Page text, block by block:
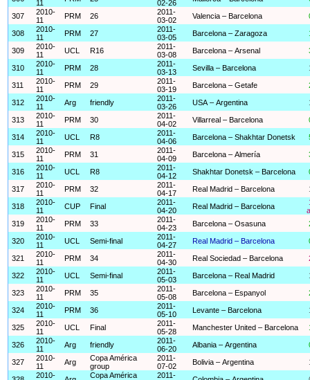
11
02-26
307
2010-
11
PRM 26
2011-
03-02
Valencia – Barcelona
308
2010-
11
PRM 27
2011-
03-05
Barcelona – Zaragoza
309
2010-
11
UCL R16
2011-
03-08
Barcelona – Arsenal
310
2010-
11
PRM 28
2011-
03-13
Sevilla – Barcelona
311
2010-
11
PRM 29
2011-
03-19
Barcelona – Getafe
312
2010-
11
Arg friendly
2011-
03-26
USA – Argentina
313
2010-
11
PRM 30
2011-
04-02
Villarreal – Barcelona
314
2010-
11
UCL R8
2011-
04-06
Barcelona – Shakhtar Donetsk
315
2010-
11
PRM 31
2011-
04-09
Barcelona – Almería
316
2010-
11
UCL R8
2011-
04-12
Shakhtar Donetsk – Barcelona
317
2010-
11
PRM 32
2011-
04-17
Real Madrid – Barcelona
318
2010-
11
CUP Final
2011-
04-20
Real Madrid – Barcelona
319
2010-
11
PRM 33
2011-
04-23
Barcelona – Osasuna
320
2010-
11
UCL Semi-final
2011-
04-27
Real Madrid – Barcelona
321
2010-
11
PRM 34
2011-
04-30
Real Sociedad – Barcelona
322
2010-
11
UCL Semi-final
2011-
05-03
Barcelona – Real Madrid
323
2010-
11
PRM 35
2011-
05-08
Barcelona – Espanyol
324
2010-
11
PRM 36
2011-
05-10
Levante – Barcelona
325
2010-
11
UCL Final
2011-
05-28
Manchester United – Barcelona
326
2010-
11
Arg friendly
2011-
06-20
Albania – Argentina
327
2010-
11
Arg
Copa América
group
2011-
07-02
Bolivia – Argentina
2010-
Copa América
2011-